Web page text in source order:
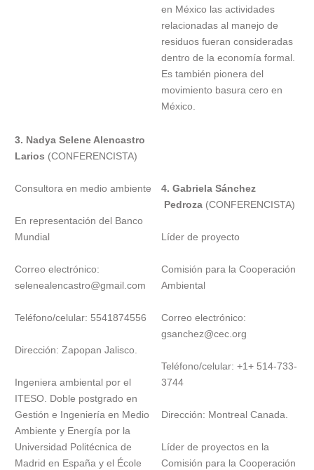
en México las actividades
relacionadas al manejo de
residuos fueran consideradas
dentro de la economía formal.
Es también pionera del
movimiento basura cero en
México.
3. Nadya Selene Alencastro
Larios (CONFERENCISTA)
Consultora en medio ambiente
En representación del Banco
Mundial
Correo electrónico:
selenealencastro@gmail.com
Teléfono/celular: 5541874556
Dirección: Zapopan Jalisco.
Ingeniera ambiental por el
ITESO. Doble postgrado en
Gestión e Ingeniería en Medio
Ambiente y Energía por la
Universidad Politécnica de
Madrid en España y el École
4. Gabriela Sánchez
Pedroza (CONFERENCISTA)
Líder de proyecto
Comisión para la Cooperación
Ambiental
Correo electrónico:
gsanchez@cec.org
Teléfono/celular: +1+ 514-733-
3744
Dirección: Montreal Canada.
Líder de proyectos en la
Comisión para la Cooperación